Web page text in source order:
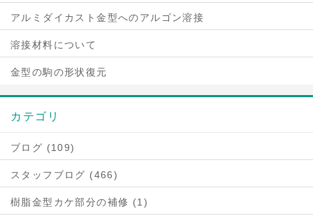
アルミダイカスト金型へのアルゴン溶接
溶接材料について
金型の駒の形状復元
カテゴリ
ブログ (109)
スタッフブログ (466)
樹脂金型カケ部分の補修 (1)